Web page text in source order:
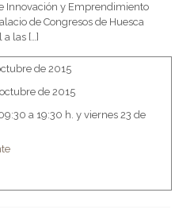
Innovación y Emprendimiento
de Congresos de Huesca
a las […]
de 2015
de 2015
a 19:30 h. y viernes 23 de